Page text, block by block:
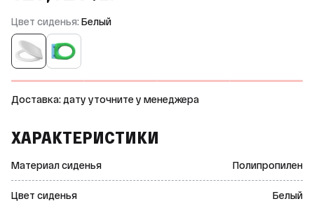
Цвет сиденья: Белый
Доставка: дату уточните у менеджера
ХАРАКТЕРИСТИКИ
Материал сиденья Полипропилен
Цвет сиденья Белый